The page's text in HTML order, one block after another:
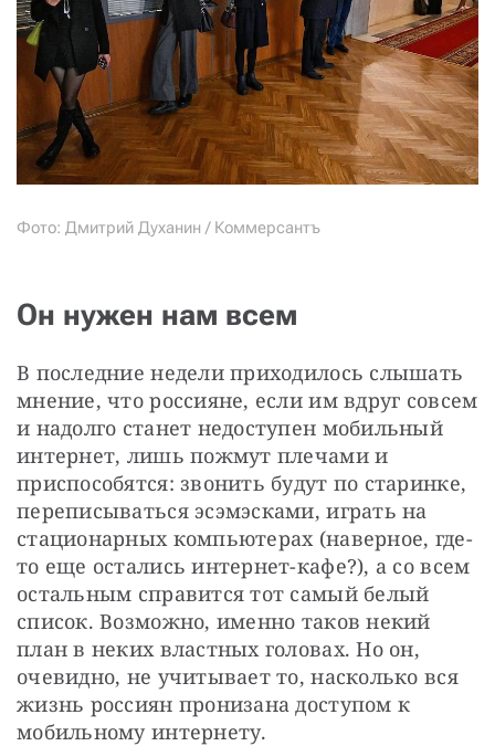
Фото: Дмитрий Духанин / Коммерсантъ
Он нужен нам всем
В последние недели приходилось слышать
мнение, что россияне, если им вдруг совсем
и надолго станет недоступен мобильный
интернет, лишь пожмут плечами и
приспособятся: звонить будут по старинке,
переписываться эсэмэсками, играть на
стационарных компьютерах (наверное, где-
то еще остались интернет-кафе?), а со всем
остальным справится тот самый белый
список. Возможно, именно таков некий
план в неких властных головах. Но он,
очевидно, не учитывает то, насколько вся
жизнь россиян пронизана доступом к
мобильному интернету.